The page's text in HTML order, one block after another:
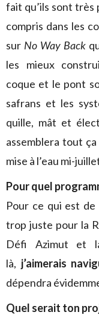
fait qu’ils sont très
compris dans les
sur No Way Back
les mieux
coque et le pont
safrans et les
quille, mât et
assemblera tout
mise à l’eau mi-
Pour quel
Pour ce qui est de
trop juste pour la
Défi Azimut et
là, j’aimerais
dépendra
Quel serait ton